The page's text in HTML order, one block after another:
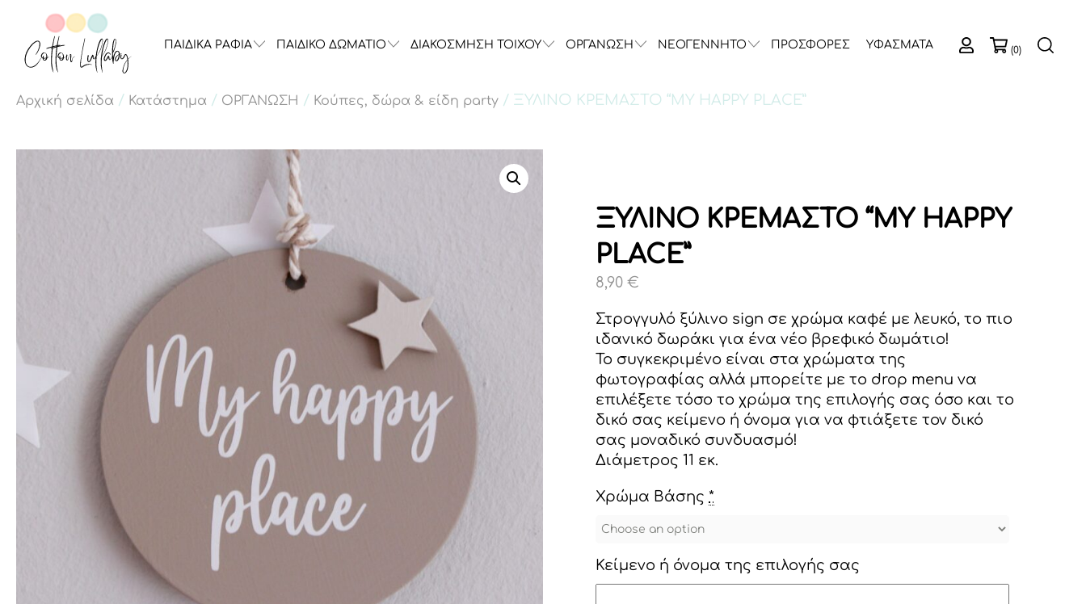
ΠΑΙΔΙΚΑ ΡΑΦΙΑ ΠΑΙΔΙΚΟ ΔΩΜΑΤΙΟ ΔΙΑΚΟΣΜΗΣΗ ΤΟΙΧΟΥ ΟΡΓΑΝΩΣΗ ΝΕΟΓΕΝΝΗΤΟ ΠΡΟΣΦΟΡΕΣ ΥΦΑΣΜΑΤΑ (0)
Αρχική σελίδα / Κατάστημα / ΟΡΓΑΝΩΣΗ / Κούπες, δώρα & είδη party / ΞΥΛΙΝΟ ΚΡΕΜΑΣΤΟ “MY HAPPY PLACE”
ΞΥΛΙΝΟ ΚΡΕΜΑΣΤΟ “MY HAPPY
PLACE”
8,90€
Στρογγυλό ξύλινο sign σε χρώμα καφέ με λευκό, το πιο
ιδανικό δωράκι για ένα νέο βρεφικό δωμάτιο!
Το συγκεκριμένο είναι στα χρώματα της
φωτογραφίας αλλά μπορείτε με το drop menu να
επιλέξετε τόσο το χρώμα της επιλογής σας όσο και το
δικό σας κείμενο ή όνομα για να φτιάξετε τον δικό
σας μοναδικό συνδυασμό!
Διάμετρος 11 εκ.
Χρώμα Βάσης *
Κείμενο ή όνομα της επιλογής σας